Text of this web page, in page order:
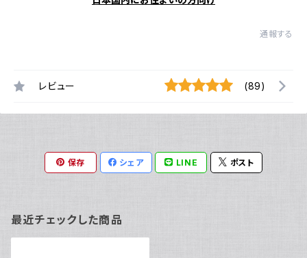
通報する
レビュー (89)
保存 シェア LINE ポスト
最近チェックした商品